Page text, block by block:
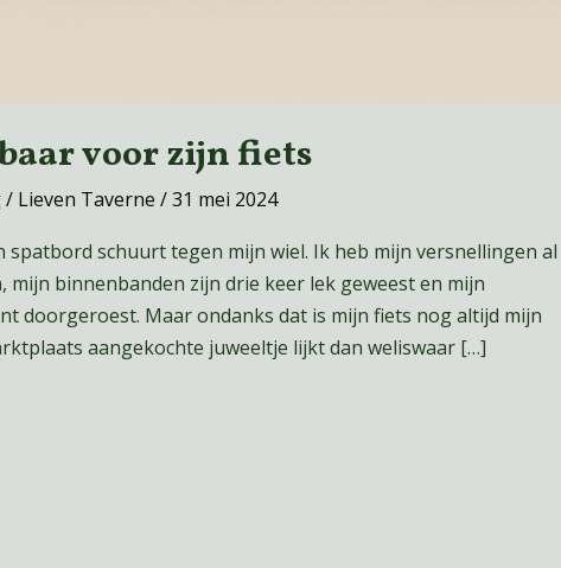
voor zijn fiets
/ Lieven Taverne /31 mei 2024
schuurt tegen mijn wiel. Ik heb mijn versnellingen al
mijn binnenbanden zijn drie keer lek geweest en mijn
doorgeroest. Maar ondanks dat is mijn fiets nog altijd mijn
aangekochte juweeltje lijkt dan weliswaar […]